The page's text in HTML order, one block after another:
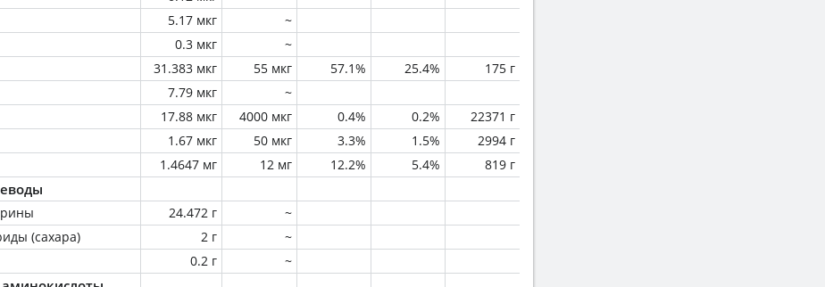
5.17 мкг
~
0.3 мкг
~
31.383 мкг 55 мкг 57.1% 25.4%
175 г
7.79 мкг
~
17.88 мкг 4000 мкг 0.4% 0.2%
22371 г
1.67 мкг 50 мкг 3.3% 1.5%
2994 г
1.4647 мг 12 мг 12.2% 5.4% 819 г
24.472 г
~
(сахара)
2 г
~
0.2 г ~